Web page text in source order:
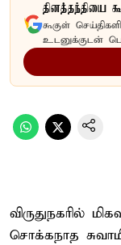
தினத்தந்தியை
கூகுள்
உடனுக்குடன்
விருதுநகரில்
சொக்கநாத